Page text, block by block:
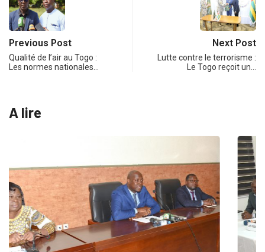
Previous Post
Qualité de l’air au Togo :
Les normes nationales…
Next Post
Lutte contre le terrorisme :
Le Togo reçoit un…
A lire